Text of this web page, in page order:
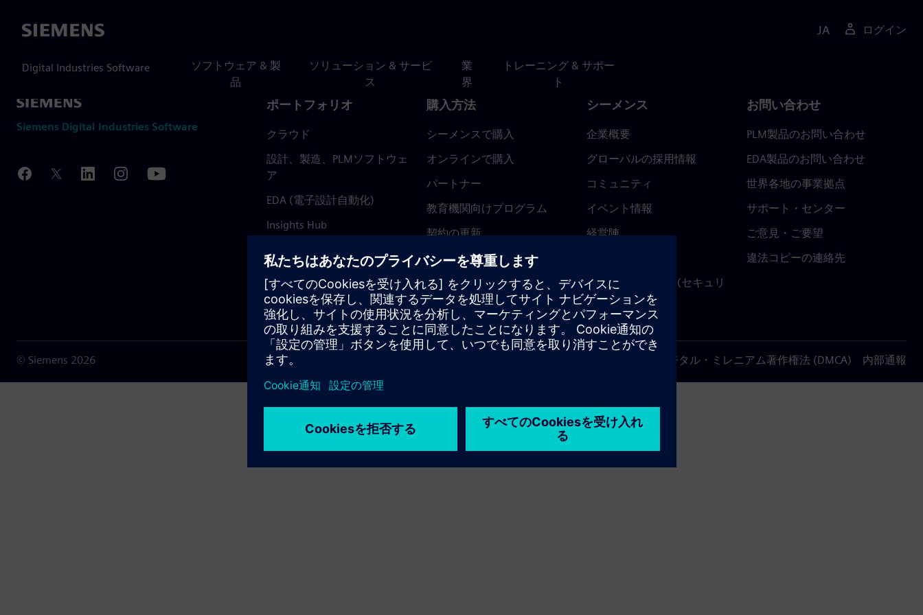
Siemens
Digital Industries Software
ソフトウェア & 製
品
ソリューション & サービ
ス
業
界
トレーニング & サポー
ト
JA ログイン
Siemens Digital Industries Software
ポートフォリオ
クラウド
設計、製造、PLMソフトウェ
ア
EDA (電子設計自動化)
Insights Hub
購入方法
シーメンスで購入
オンラインで購入
パートナー
教育機関向けプログラム
契約の更新
返金ポリシー
シーメンス
企業概要
グローバルの採用情報
コミュニティ
イベント情報
経営陣
トラストセンター (セキュリ
ティ関連情報)
お問い合わせ
PLM製品のお問い合わせ
EDA製品のお問い合わせ
世界各地の事業拠点
サポート・センター
ご意見・ご要望
違法コピーの連絡先
© Siemens 2026 デジタル・ミレニアム著作権法 (DMCA) 内部通報